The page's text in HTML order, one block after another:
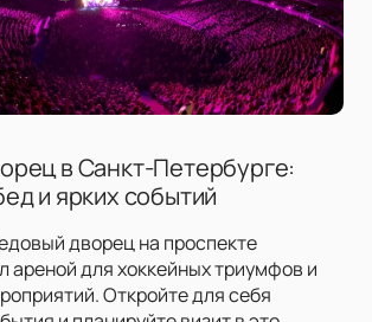
в Санкт-Петербурге:
и ярких событий
дворец на проспекте
ареной для хоккейных триумфов и
Откройте для себя